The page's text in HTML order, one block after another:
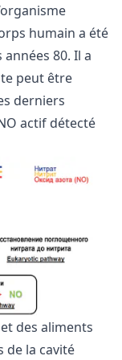
humain a été
80. Il a
peut être
derniers
actif détecté
des aliments
de la cavité